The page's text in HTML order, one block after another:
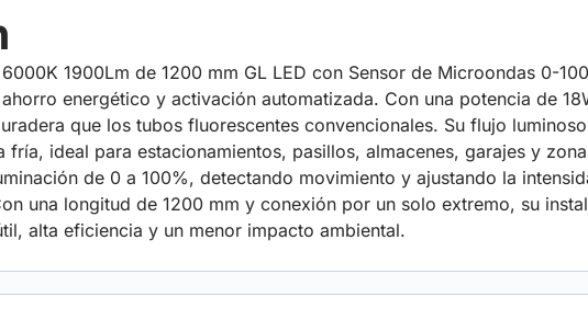
1900Lm de 1200 mm GL LED con Sensor de Microondas 0-
energético y activación automatizada. Con una potencia de
que los tubos fluorescentes convencionales. Su flujo
fría, ideal para estacionamientos, pasillos, almacenes, garajes y
de 0 a 100%, detectando movimiento y ajustando la
una longitud de 1200 mm y conexión por un solo extremo, su
alta eficiencia y un menor impacto ambiental.